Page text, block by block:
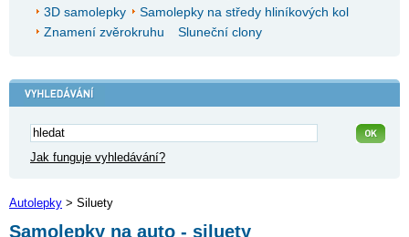
3D samolepky
Samolepky na středy hliníkových kol
Znamení zvěrokruhu
Sluneční clony
Jak funguje vyhledávání?
Autolepky > Siluety
Samolepky na auto - siluety